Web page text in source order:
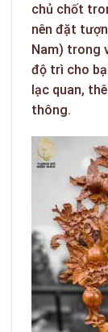
chủ chốt
nên đặt
Nam) trong
độ trì cho
lạc quan,
thông.